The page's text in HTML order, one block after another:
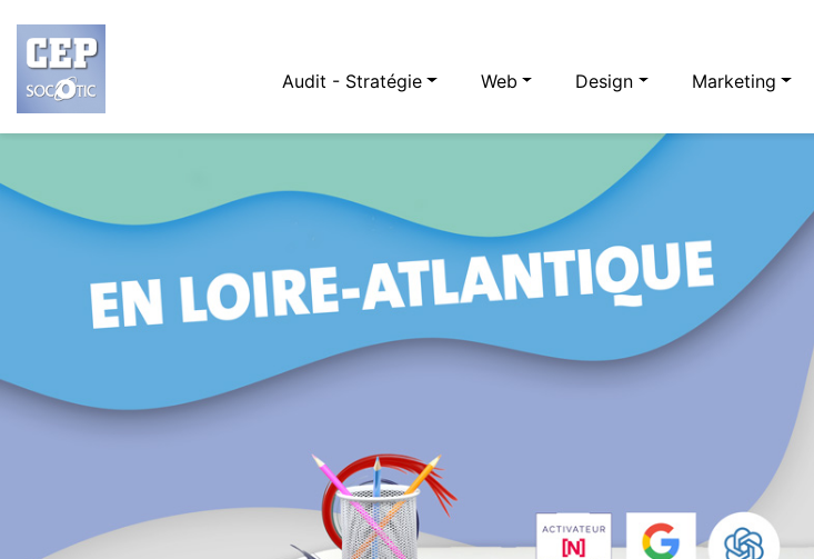
Audit - Stratégie Web Design Marketing